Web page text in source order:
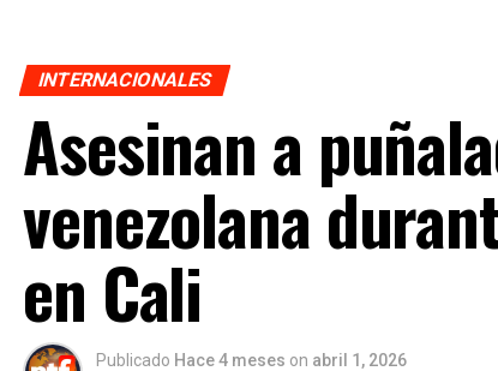
INTERNACIONALES
Asesinan a
venezolana
en Cali
Publicado Hace 4 meses on abril 1, 2026